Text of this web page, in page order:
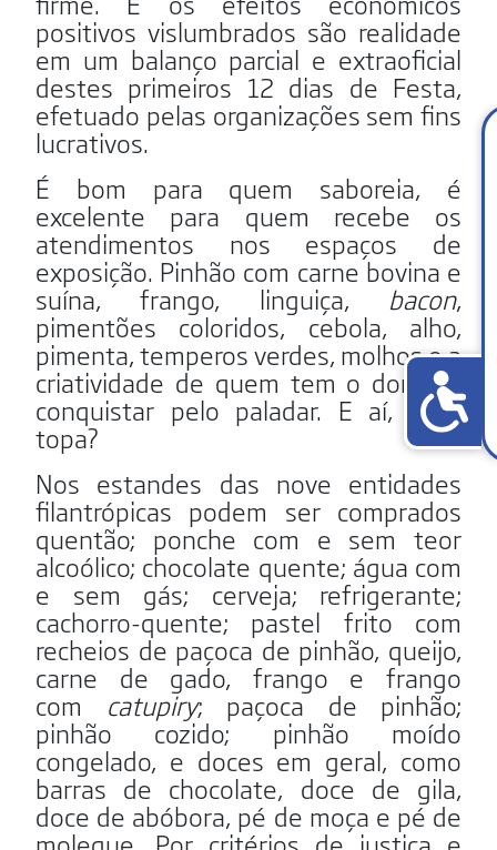
positivos vislumbrados são realidade
em um balanço parcial e extraoficial
destes primeiros 12 dias de Festa,
efetuado pelas organizações sem fins
lucrativos.
É bom para quem saboreia, é
excelente para quem recebe os
atendimentos nos espaços de
exposição. Pinhão com carne bovina e
suína, frango, linguiça, bacon,
pimentões coloridos, cebola, alho,
pimenta, temperos verdes, molhos e a
criatividade de quem tem o dom de
conquistar pelo paladar. E aí, você
topa?
Nos estandes das nove entidades
filantrópicas podem ser comprados
quentão; ponche com e sem teor
alcoólico; chocolate quente; água com
e sem gás; cerveja; refrigerante;
cachorro-quente; pastel frito com
recheios de paçoca de pinhão, queijo,
carne de gado, frango e frango
com catupiry; paçoca de pinhão;
pinhão cozido; pinhão moído
congelado, e doces em geral, como
barras de chocolate, doce de gila,
doce de abóbora, pé de moça e pé de